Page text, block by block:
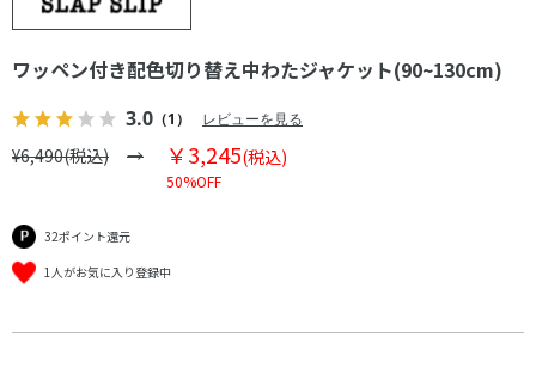
ワッペン付き配色切り替え中わたジャケット(90~130cm)
3.0 （1） レビューを見る
¥6,490(税込) ￥3,245(税込)
50%OFF
32ポイント還元
1人がお気に入り登録中